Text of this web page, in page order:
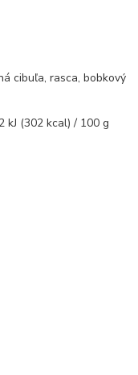
cibuľa, rasca, bobkový
kJ (302 kcal) / 100 g